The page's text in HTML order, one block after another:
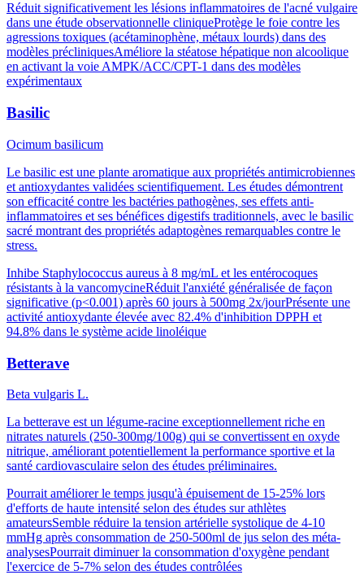
Réduit significativement les lésions inflammatoires de l'acné vulgaire
dans une étude observationnelle cliniqueProtège le foie contre les
agressions toxiques (acétaminophène, métaux lourds) dans des
modèles précliniquesAméliore la stéatose hépatique non alcoolique
en activant la voie AMPK/ACC/CPT-1 dans des modèles
expérimentaux
Basilic
Ocimum basilicum
Le basilic est une plante aromatique aux propriétés antimicrobiennes
et antioxydantes validées scientifiquement. Les études démontrent
son efficacité contre les bactéries pathogènes, ses effets anti-
inflammatoires et ses bénéfices digestifs traditionnels, avec le basilic
sacré montrant des propriétés adaptogènes remarquables contre le
stress.
Inhibe Staphylococcus aureus à 8 mg/mL et les entérocoques
résistants à la vancomycineRéduit l'anxiété généralisée de façon
significative (p<0.001) après 60 jours à 500mg 2x/jourPrésente une
activité antioxydante élevée avec 82.4% d'inhibition DPPH et
94.8% dans le système acide linoléique
Betterave
Beta vulgaris L.
La betterave est un légume-racine exceptionnellement riche en
nitrates naturels (250-300mg/100g) qui se convertissent en oxyde
nitrique, améliorant potentiellement la performance sportive et la
santé cardiovasculaire selon des études préliminaires.
Pourrait améliorer le temps jusqu'à épuisement de 15-25% lors
d'efforts de haute intensité selon des études sur athlètes
amateursSemble réduire la tension artérielle systolique de 4-10
mmHg après consommation de 250-500ml de jus selon des méta-
analysesPourrait diminuer la consommation d'oxygène pendant
l'exercice de 5-7% selon des études contrôlées